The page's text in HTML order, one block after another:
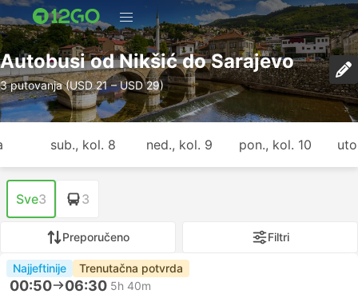
Autobusi od Nikšić do Sarajevo
3 putovanja (USD 21 – USD 29)
sub., kol. 8 ned., kol. 9 pon., kol. 10
Sve3 3
Preporučeno Filtri
Najjeftinije Trenutačna potvrda
00:50 06:30 5h 40m